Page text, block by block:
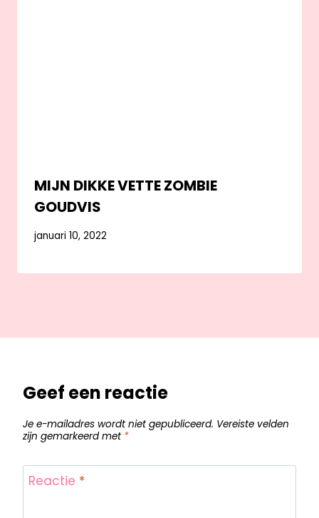
MIJN DIKKE VETTE ZOMBIE
GOUDVIS
januari 10, 2022
Geef een reactie
Je e-mailadres wordt niet gepubliceerd. Vereiste velden
zijn gemarkeerd met *
Reactie *